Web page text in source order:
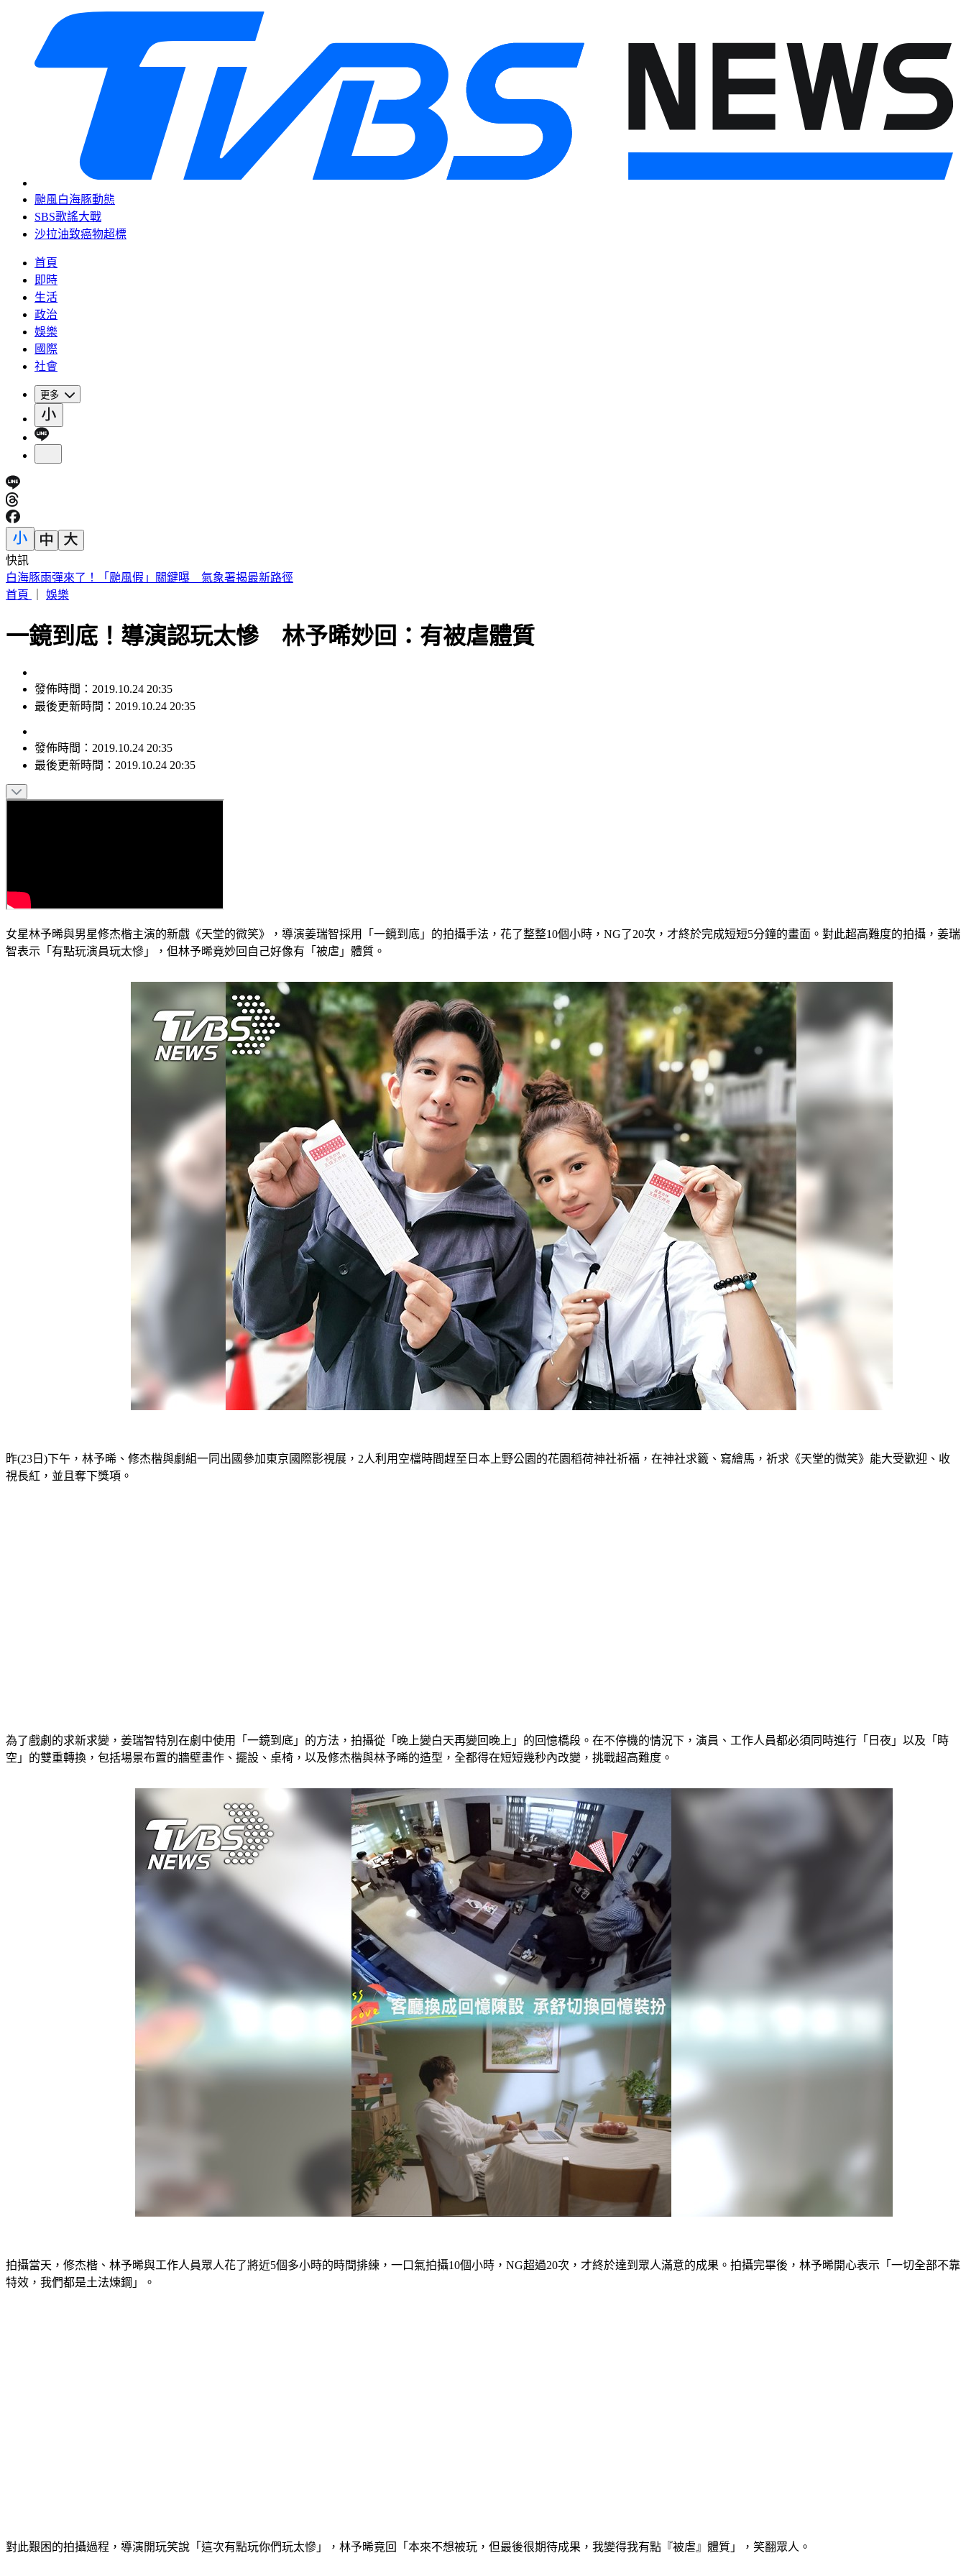
颱風白海豚動態
SBS歌謠大戰
沙拉油致癌物超標
首頁
即時
生活
政治
娛樂
國際
社會
更多
快訊
白海豚雨彈來了！「颱風假」關鍵曝 氣象署揭最新路徑
首頁
娛樂
一鏡到底！導演認玩太慘 林予晞妙回：有被虐體質
發佈時間：2019.10.24 20:35
最後更新時間：2019.10.24 20:35
發佈時間： 2019.10.24 20:35
最後更新時間： 2019.10.24 20:35
女星林予晞與男星修杰楷主演的新戲《天堂的微笑》，導演姜瑞智採用「一鏡到底」的拍攝手法，花了整整10個小時，NG了20次，才終於完成短短5分鐘的畫面。對此超高難度的拍攝，姜瑞
智表示「有點玩演員玩太慘」，但林予晞竟妙回自己好像有「被虐」體質。
昨(23日)下午，林予晞、修杰楷與劇組一同出國參加東京國際影視展，2人利用空檔時間趕至日本上野公園的花園稻荷神社祈福，在神社求籤、寫繪馬，祈求《天堂的微笑》能大受歡迎、收
視長紅，並且奪下獎項。
為了戲劇的求新求變，姜瑞智特別在劇中使用「一鏡到底」的方法，拍攝從「晚上變白天再變回晚上」的回憶橋段。在不停機的情況下，演員、工作人員都必須同時進行「日夜」以及「時
空」的雙重轉換，包括場景布置的牆壁畫作、擺設、桌椅，以及修杰楷與林予晞的造型，全都得在短短幾秒內改變，挑戰超高難度。
拍攝當天，修杰楷、林予晞與工作人員眾人花了將近5個多小時的時間排練，一口氣拍攝10個小時，NG超過20次，才終於達到眾人滿意的成果。拍攝完畢後，林予晞開心表示「一切全部不靠
特效，我們都是土法煉鋼」。
對此艱困的拍攝過程，導演開玩笑說「這次有點玩你們玩太慘」，林予晞竟回「本來不想被玩，但最後很期待成果，我變得我有點『被虐』體質」，笑翻眾人。